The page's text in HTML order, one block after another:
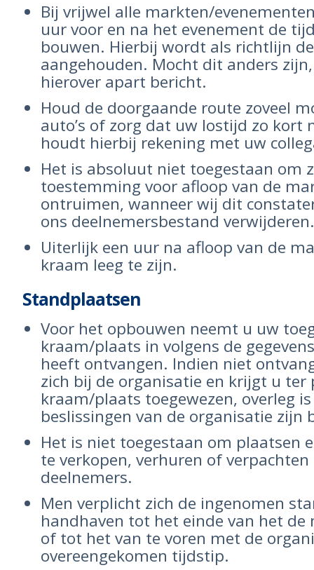
Bij vrijwel alle markten/
uur voor en na het evenement de
bouwen. Hierbij wordt als richtlijn
aangehouden. Mocht dit anders
hierover apart bericht.
Houd de doorgaande route zoveel
auto’s of zorg dat uw lostijd zo kort
houdt hierbij rekening met uw
Het is absoluut niet toegestaan om
toestemming voor afloop van de
ontruimen, wanneer wij dit
ons deelnemersbestand verwijderen.
Uiterlijk een uur na afloop van de
kraam leeg te zijn.
Standplaatsen
Voor het opbouwen neemt u uw
kraam/plaats in volgens de
heeft ontvangen. Indien niet
zich bij de organisatie en krijgt u ter
kraam/plaats toegewezen, overleg
beslissingen van de organisatie zijn
Het is niet toegestaan om plaatsen
te verkopen, verhuren of
deelnemers.
Men verplicht zich de ingenomen
handhaven tot het einde van het
of tot het van te voren met de
overeengekomen tijdstip.